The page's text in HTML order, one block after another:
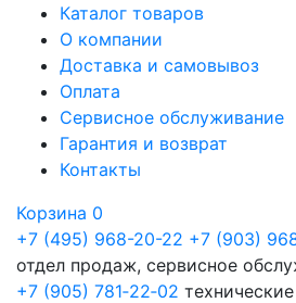
Каталог товаров
О компании
Доставка и самовывоз
Оплата
Сервисное обслуживание
Гарантия и возврат
Контакты
Корзина 0
+7 (495) 968-20-22 +7 (903)
отдел продаж, сервисное
+7 (905) 781‑22‑02